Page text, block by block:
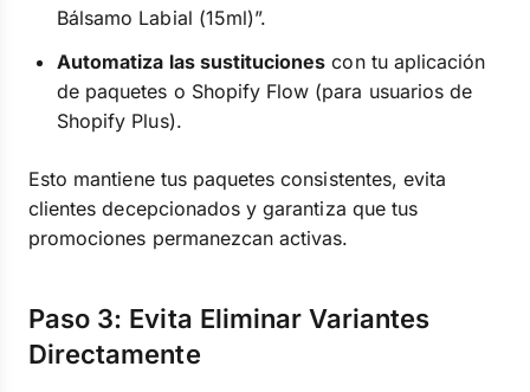
Bálsamo Labial (15ml)”.
Automatiza las sustituciones con tu aplicación
de paquetes o Shopify Flow (para usuarios de
Shopify Plus).
Esto mantiene tus paquetes consistentes, evita
clientes decepcionados y garantiza que tus
promociones permanezcan activas.
Paso 3: Evita Eliminar Variantes
Directamente